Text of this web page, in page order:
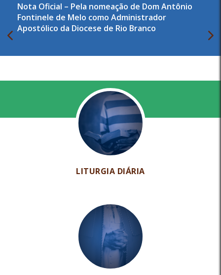
Nota Oficial – Pela nomeação de Dom Antônio
Fontinele de Melo como Administrador
Apostólico da Diocese de Rio Branco
LITURGIA DIÁRIA